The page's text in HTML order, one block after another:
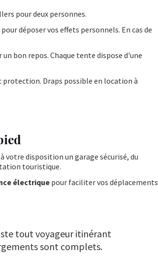
pour deux personnes.
déposer vos effets personnels. En cas de
bon repos. Chaque tente dispose d'une
protection. Draps possible en location à
votre disposition un garage sécurisé, du
touristique.
électrique pour faciliter vos déplacements
tout voyageur itinérant
sont complets.